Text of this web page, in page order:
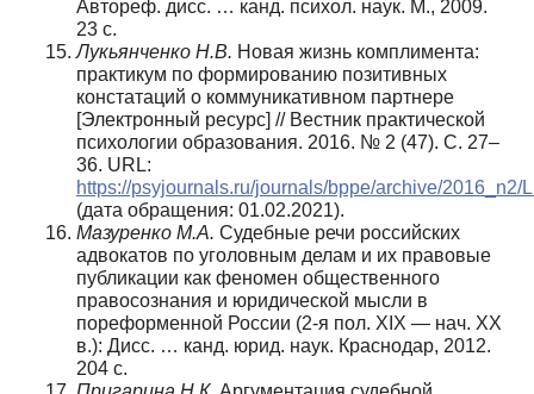
Автореф. дисс. … канд. психол. наук. М., 2009.
23 с.
Лукьянченко Н.В. Новая жизнь комплимента:
практикум по формированию позитивных
констатаций о коммуникативном партнере
[Электронный ресурс] // Вестник практической
психологии образования. 2016. № 2 (47). С. 27–
36. URL:
https://psyjournals.ru/journals/bppe/archive/2016_n2/
(дата обращения: 01.02.2021).
Мазуренко М.А. Судебные речи российских
адвокатов по уголовным делам и их правовые
публикации как феномен общественного
правосознания и юридической мысли в
пореформенной России (2-я пол. XIX — нач. ХХ
в.): Дисс. … канд. юрид. наук. Краснодар, 2012.
204 с.